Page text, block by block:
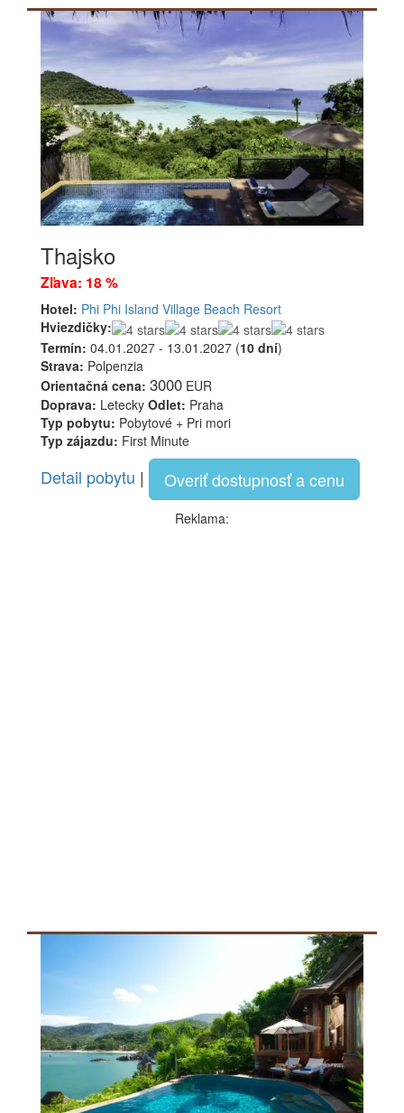
Thajsko
Zľava: 18 %
Hotel: Phi Phi Island Village Beach Resort
Hviezdičky:
Termín: 04.01.2027 - 13.01.2027 (10 dní)
Strava: Polpenzia
Orientačná cena: 3000 EUR
Doprava: Letecky Odlet: Praha
Typ pobytu: Pobytové + Pri mori
Typ zájazdu: First Minute
Detail pobytu | Overiť dostupnosť a cenu
Reklama: